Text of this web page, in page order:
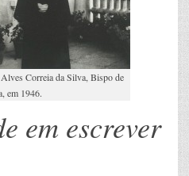
Correia da Silva, Bispo de
em 1946.
em escrever